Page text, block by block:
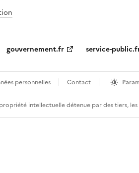
gouvernement.fr service-
personnelles Contact
intellectuelle détenue par des tiers,